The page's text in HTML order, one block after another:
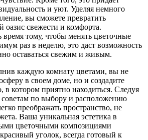
и уют. Уделяя немного
вы сможете превратить
оазис свежести и комфорта.
время тому, чтобы менять цветочные
раз в неделю, это даст возможность
оставаться свежим и живым.
каждую комнату цветами, вы не
в своем доме, но и создадите
в котором приятно находиться. Следуя
по выбору и расположению
преображать пространство, не
Ваша уникальная эстетика в
цветочными композициями
уголок, всегда готовый к